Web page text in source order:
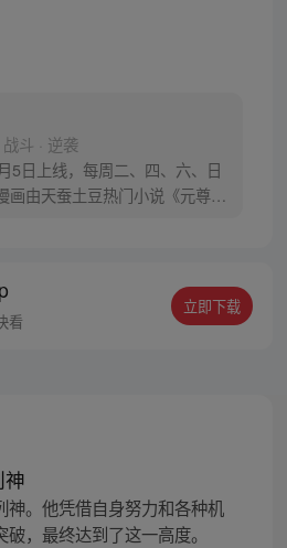
斗 · 逆袭
5日上线，每周二、四、六、日
画由天蚕土豆热门小说《元尊》
看
立即下载
神。他凭借自身努力和各种机
，最终达到了这一高度。